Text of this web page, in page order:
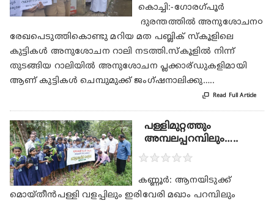
കൊച്ചി:-ഗോരഗ്‌പൂർ
ദുരന്തത്തിൽ അനുശോചന൦
രേഖപെടുത്തികൊണ്ടു മറിയ മത പബ്ലിക് സ്കൂളിലെ
കുട്ടികൾ അനുശോചന റാലി നടത്തി.സ്കൂളിൽ നിന്ന്
തുടങ്ങിയ റാലിയിൽ അനുശോചന പ്ലക്കാര്ഡുകളിമായി
ആണ് കുട്ടികൾ ചെമ്പുമുക്ക് ജംഗ്ഷനാലിക്കു…..
 Read Full Article
പള്ളിമുറ്റത്തും
അമ്പലപ്പറമ്പിലും…..
★★★★★
കണ്ണൂർ: ആനയിടുക്ക്‌
മൊയ്തീൻപള്ളി വളപ്പിലും ഇരിവേരി മഖാം പറമ്പിലും